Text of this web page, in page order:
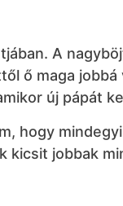
A
ő maga
új pápát
hogy
kicsit jobbak